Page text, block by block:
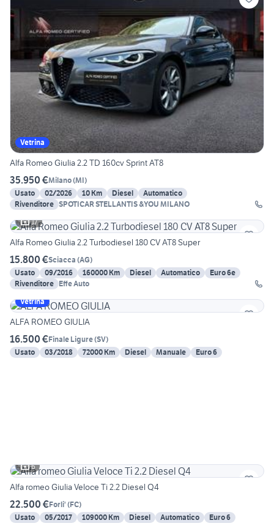
Vetrina
Alfa Romeo Giulia 2.2 TD 160cv Sprint AT8
35.950 €Milano(MI)
Usato
02/2026 10 Km Diesel
Automatico
Rivenditore SPOTICAR STELLANTIS &YOU MILANO
17
Alfa Romeo Giulia 2.2 Turbodiesel 180 CV AT8 Super
15.800 €Sciacca (AG)
Usato
09/2016 160000 Km Diesel Automatico
Euro 6e
Rivenditore Effe Auto
Vetrina
ALFA ROMEO GIULIA
16.500 €Finale Ligure(SV)
Usato
03/2018 72000 Km Diesel Manuale Euro 6
6
Alfa romeo Giulia Veloce Ti 2.2 Diesel Q4
22.500 €Forli' (FC)
Usato
05/2017 109000 Km Diesel Automatico
Euro 6